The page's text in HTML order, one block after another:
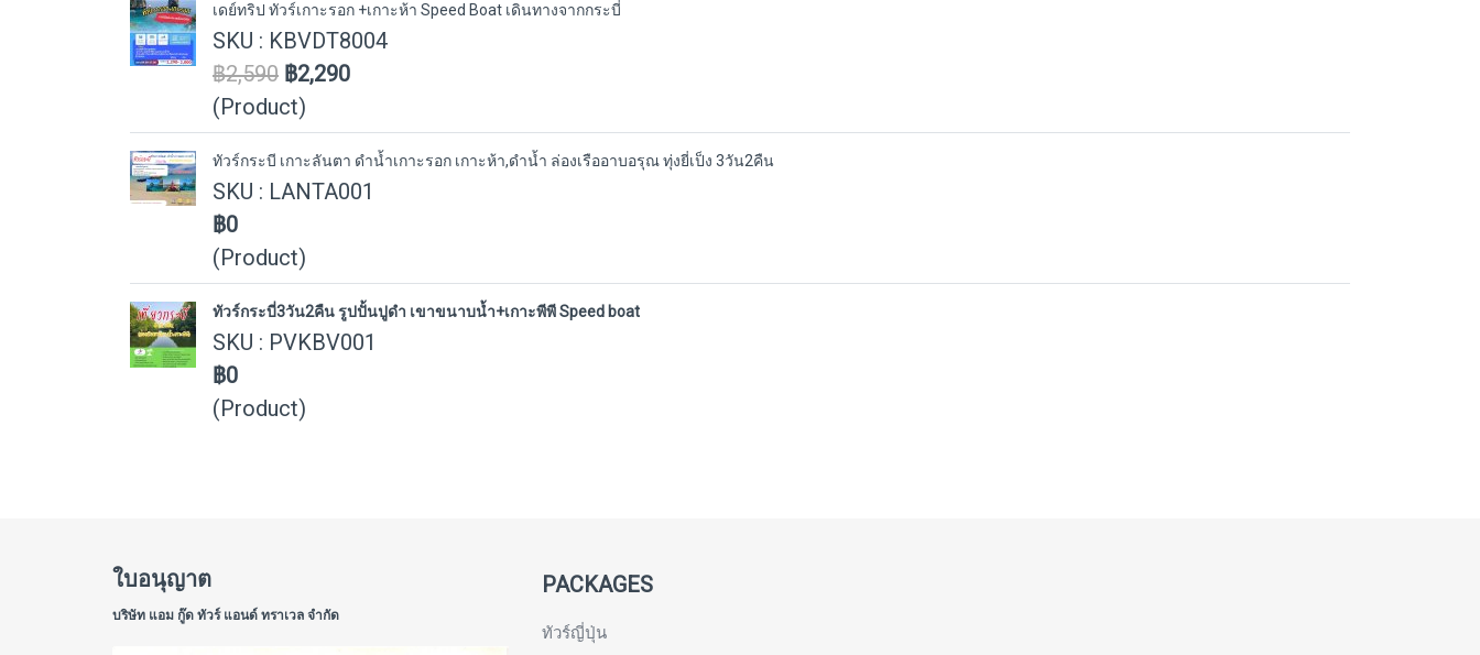
เดย์ทริป ทัวร์เกาะรอก +เกาะห้า Speed Boat เดินทางจากกระบี่
SKU : KBVDT8004
฿2,590 ฿2,290
(Product)
ทัวร์กระบี เกาะลันตา ดำน้ำเกาะรอก เกาะห้า,ดำน้ำ ล่องเรืออาบอรุณ ทุ่งยี่เป็ง 3วัน2คืน
SKU : LANTA001
฿0
(Product)
ทัวร์กระบี่3วัน2คืน รูปปั้นปูดำ เขาขนาบน้ำ+เกาะพีพี Speed boat
SKU : PVKBV001
฿0
(Product)
ใบอนุญาต
บริษัท แอม กู๊ด ทัวร์ แอนด์ ทราเวล จำกัด
PACKAGES
ทัวร์ญี่ปุ่น